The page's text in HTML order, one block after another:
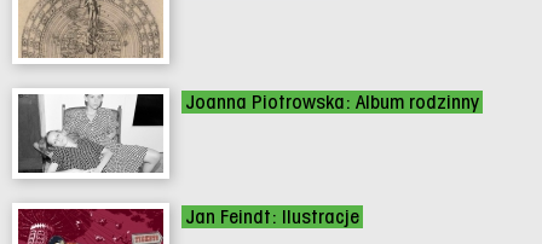
Joanna Piotrowska: Album rodzinny
Jan Feindt: Ilustracje